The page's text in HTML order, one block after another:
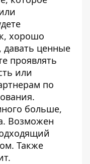
хорошо
давать ценные
проявлять
или
по
больше,
Возможен
Также